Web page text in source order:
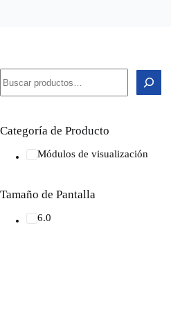
Categoría de Producto
Módulos de visualización
Tamaño de Pantalla
6.0